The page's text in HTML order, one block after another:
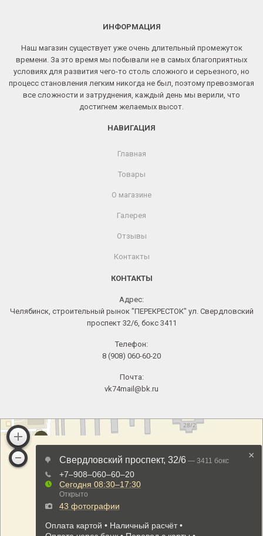
ИНФОРМАЦИЯ
Наш магазин существует уже очень длительный промежуток
времени. За это время мы побывали не в самых благоприятных
условиях для развития чего-то столь сложного и серьезного, но
процесс становления легким никогда не был, поэтому превозмогая
все сложности и затруднения, каждый день мы верили, что
достигнем желаемых высот.
НАВИГАЦИЯ
Главная
Товары
О магазине
Галерея
Отзывы
Контакты
КОНТАКТЫ
Адрес:
Челябинск, строительный рынок "ПЕРЕКРЕСТОК" ул. Свердловский
проспект 32/6, бокс 3411
Телефон:
8 (908) 060-60-20
Почта:
vk74mail@bk.ru